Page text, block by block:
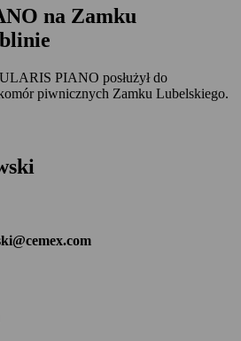
na Zamku
PIANO posłużył do
piwnicznych Zamku Lubelskiego.